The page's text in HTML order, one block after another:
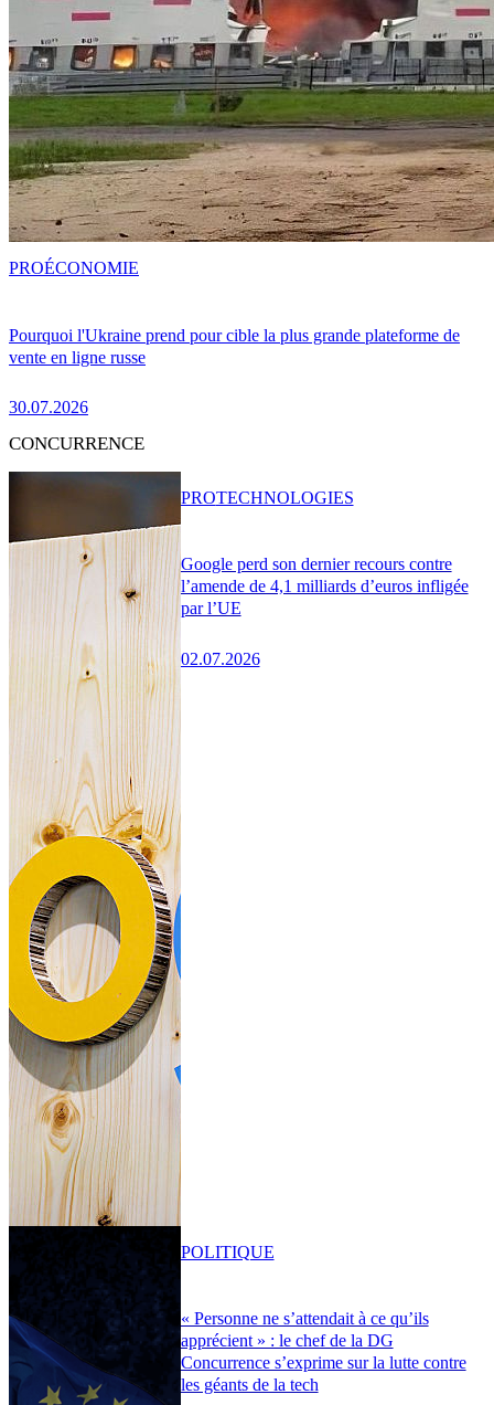
Pourquoi l'Ukraine prend pour cible la plus grande plateforme de
vente en ligne russe
30.07.2026
PROÉCONOMIE
CONCURRENCE
Google perd son dernier recours contre
l’amende de 4,1 milliards d’euros infligée
par l’UE
02.07.2026
PROTECHNOLOGIES
« Personne ne s’attendait à ce qu’ils
apprécient » : le chef de la DG
Concurrence s’exprime sur la lutte contre
les géants de la tech
POLITIQUE